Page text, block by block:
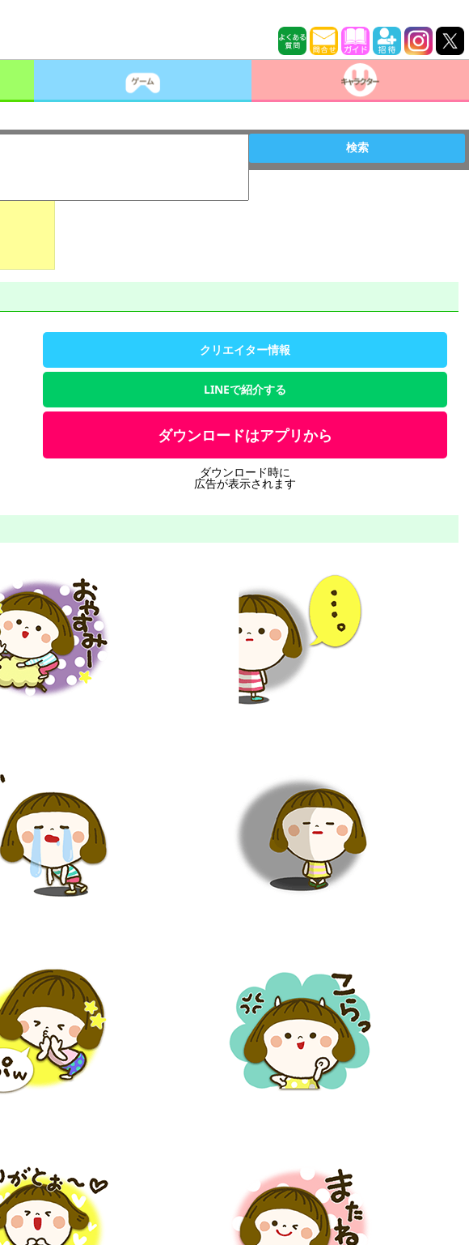
検索
クリエイター情報
LINEで紹介する
ダウンロードはアプリから
ダウンロード時に
広告が表示されます